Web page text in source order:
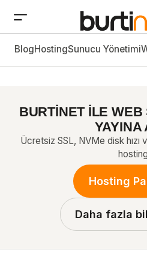
OpenVPN Nedir? Nasıl
BlogHostingSunucu Yönetimi
BURTİNET İLE WEB
YAYINA
Ücretsiz SSL, NVMe disk
Hosting
Daha fazla